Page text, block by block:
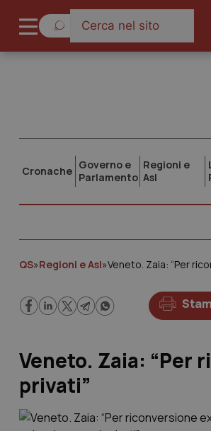
Cronache Governo e
Parlamento
Regioni e
Asl
QS»Regioni e Asl»Veneto. Zaia: “Per
Veneto. Zaia: “Per
privati”